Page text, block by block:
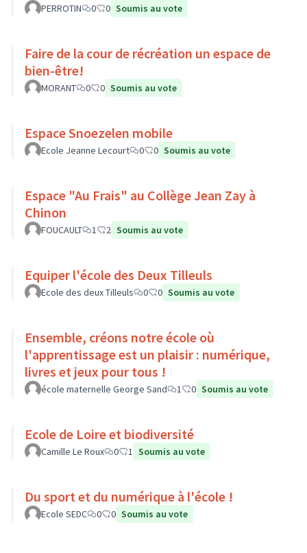
PERROTIN 0 0 Soumis au vote
Faire de la cour de récréation un espace de
bien-être!
MORANT 0 0 Soumis au vote
Espace Snoezelen mobile
Ecole Jeanne Lecourt 0 0 Soumis au vote
Espace "Au Frais" au Collège Jean Zay à
Chinon
FOUCAULT 1 2 Soumis au vote
Equiper l'école des Deux Tilleuls
Ecole des deux Tilleuls 0 0 Soumis au vote
Ensemble, créons notre école où
l'apprentissage est un plaisir : numérique,
livres et jeux pour tous !
école maternelle George Sand 1 0 Soumis au vote
Ecole de Loire et biodiversité
Camille Le Roux 0 1 Soumis au vote
Du sport et du numérique à l'école !
Ecole SEDC 0 0 Soumis au vote